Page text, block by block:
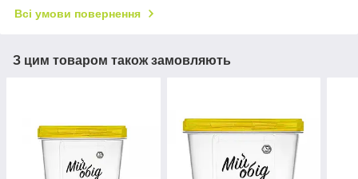
Всі умови повернення
З цим товаром також замовляють